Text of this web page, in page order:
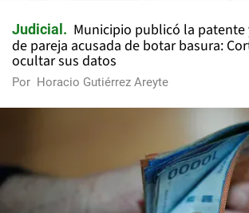
Judicial
Municipio publicó la
de pareja acusada de botar basura:
ocultar sus datos
Por Horacio Gutiérrez Areyte